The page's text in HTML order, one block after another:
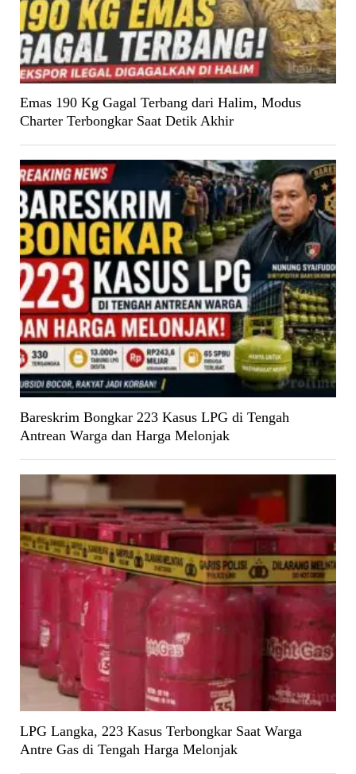
Emas 190 Kg Gagal Terbang dari Halim, Modus
Charter Terbongkar Saat Detik Akhir
Bareskrim Bongkar 223 Kasus LPG di Tengah
Antrean Warga dan Harga Melonjak
LPG Langka, 223 Kasus Terbongkar Saat Warga
Antre Gas di Tengah Harga Melonjak